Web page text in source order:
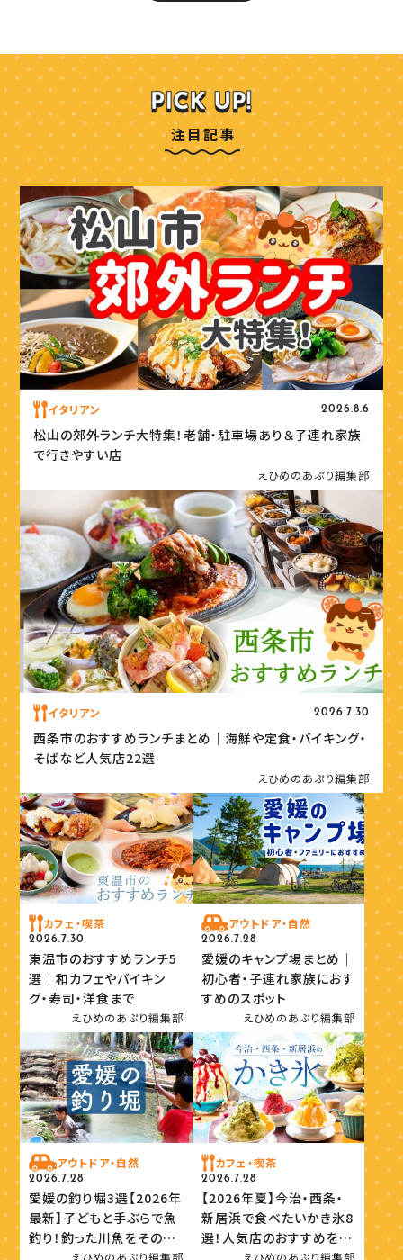
注目記事
イタリアン 2026.8.6
松山の郊外ランチ大特集！老舗・駐車場あり＆子連れ家族
で行きやすい店
えひめのあぷり編集部
イタリアン 2026.7.30
西条市のおすすめランチまとめ｜海鮮や定食・バイキング・
そばなど人気店22選
えひめのあぷり編集部
カフェ・喫茶
2026.7.30
東温市のおすすめランチ5
選｜和カフェやバイキン
グ・寿司・洋食まで
えひめのあぷり編集部
アウトドア・自然
2026.7.28
愛媛のキャンプ場まとめ｜
初心者・子連れ家族におす
すめのスポット
えひめのあぷり編集部
アウトドア・自然
2026.7.28
愛媛の釣り堀3選【2026年
最新】子どもと手ぶらで魚
釣り！釣った川魚をその場
えひめのあぷり編集部
カフェ・喫茶
2026.7.28
【2026年夏】今治・西条・
新居浜で食べたいかき氷8
選！人気店のおすすめを紹
えひめのあぷり編集部